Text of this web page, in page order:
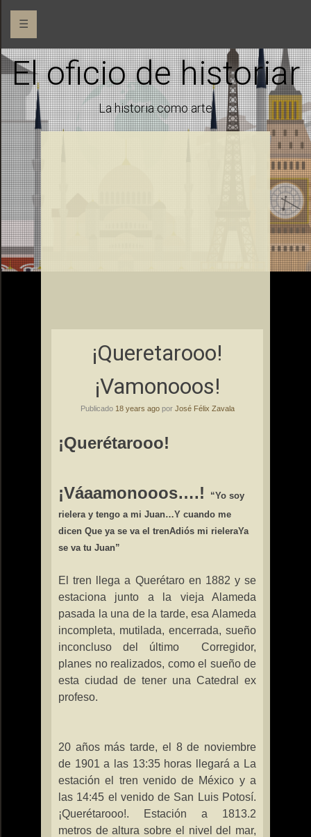
☰
El oficio de historiar
La historia como arte
¡Queretarooo!
¡Vamonooos!
Publicado 18 years agopor José Félix Zavala
¡Querétarooo!
¡Váaamonooos….!
“Yo soy
rielera y tengo a mi Juan…Y cuando me
dicen Que ya se va el trenAdiós mi rieleraYa
se va tu Juan”
El tren llega a Querétaro en 1882 y se
estaciona junto a la vieja Alameda
pasada la una de la tarde, esa Alameda
incompleta, mutilada, encerrada, sueño
inconcluso del último
Corregidor,
planes no realizados, como el sueño de
esta ciudad de tener una Catedral ex
profeso.
20 años más tarde, el 8 de noviembre
de 1901 a las 13:35 horas llegará a La
estación el tren venido de México y a
las 14:45 el venido de San Luis Potosí.
¡Querétarooo!. Estación a 1813.2
metros de altura sobre el nivel del mar,